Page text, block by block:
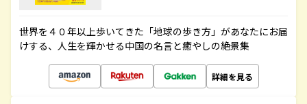
世界を４０年以上歩いてきた「地球の歩き方」があなたにお届
けする、人生を輝かせる中国の名言と癒やしの絶景集
詳細を見る